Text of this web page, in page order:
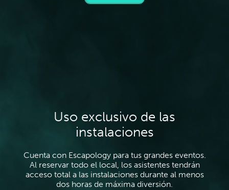
Uso exclusivo de las
instalaciones
Cuenta con Escapology para tus grandes eventos.
Al reservar todo el local, los asistentes tendrán
acceso total a las instalaciones durante al menos
dos horas de máxima diversión.